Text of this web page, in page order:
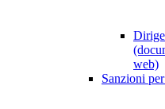
web)
Sanzioni